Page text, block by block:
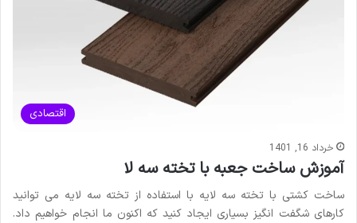
اقتصادی
خرداد 16, 1401
آموزش ساخت جعبه با تخته سه لا
ساخت کشتی با تخته سه لایه با استفاده از تخته سه لایه می توانید
کارهای شگفت انگیز بسیاری ایجاد کنید که اکنون ما انجام خواهیم داد.